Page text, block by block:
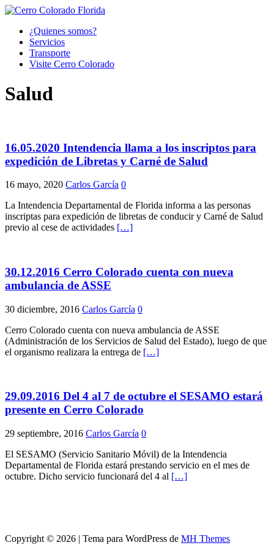
¿Quienes somos?
Servicios
Transporte
Visite Cerro Colorado
Salud
16.05.2020 Intendencia llama a los inscriptos para
expedición de Libretas y Carné de Salud
16 mayo, 2020 Carlos García 0
La Intendencia Departamental de Florida informa a las personas
inscriptas para expedición de libretas de conducir y Carné de Salud
previo al cese de actividades […]
30.12.2016 Cerro Colorado cuenta con nueva
ambulancia de ASSE
30 diciembre, 2016 Carlos García 0
Cerro Colorado cuenta con nueva ambulancia de ASSE
(Administración de los Servicios de Salud del Estado), luego de que
el organismo realizara la entrega de […]
29.09.2016 Del 4 al 7 de octubre el SESAMO estará
presente en Cerro Colorado
29 septiembre, 2016 Carlos García 0
El SESAMO (Servicio Sanitario Móvil) de la Intendencia
Departamental de Florida estará prestando servicio en el mes de
octubre. Dicho servicio funcionará del 4 al […]
Copyright © 2026 | Tema para WordPress de MH Themes